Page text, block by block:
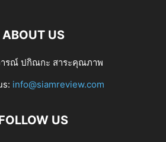
ABOUT US
ารณ์ ปกิณกะ สาระคุณภาพ
info@siamreview.com
US